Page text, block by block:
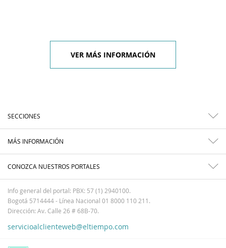
VER MÁS INFORMACIÓN
SECCIONES
MÁS INFORMACIÓN
CONOZCA NUESTROS PORTALES
Info general del portal: PBX: 57 (1) 2940100.
Bogotá 5714444 - Línea Nacional 01 8000 110 211.
Dirección: Av. Calle 26 # 68B-70.
servicioalclienteweb@eltiempo.com